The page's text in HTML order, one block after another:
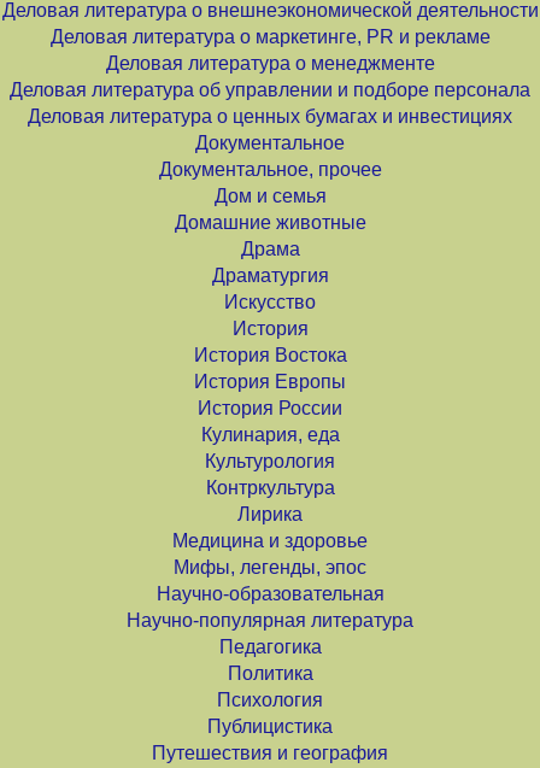
Деловая литература о внешнеэкономической деятельности
Деловая литература о маркетинге, PR и рекламе
Деловая литература о менеджменте
Деловая литература об управлении и подборе персонала
Деловая литература о ценных бумагах и инвестициях
Документальное
Документальное, прочее
Дом и семья
Домашние животные
Драма
Драматургия
Искусство
История
История Востока
История Европы
История России
Кулинария, еда
Культурология
Контркультура
Лирика
Медицина и здоровье
Мифы, легенды, эпос
Научно-образовательная
Научно-популярная литература
Педагогика
Политика
Психология
Публицистика
Путешествия и география